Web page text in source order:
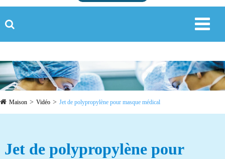
Maison Vidéo Jet de polypropylène pour masque médical
Jet de polypropylène pour